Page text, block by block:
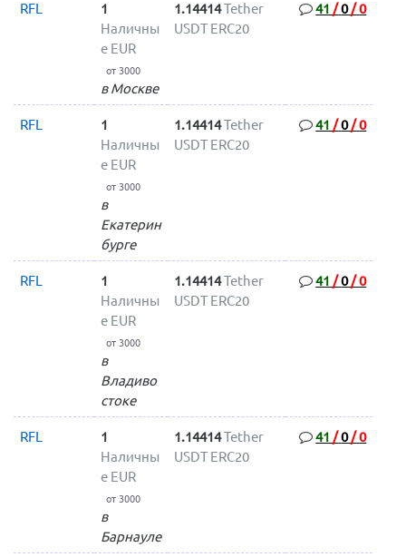
RFL
1
Наличны
е EUR
от 3000
в Москве
1.14414Tether
USDT ERC20
41 /0/0
RFL
1
Наличны
е EUR
от 3000
в
Екатерин
бурге
1.14414Tether
USDT ERC20
41 /0/0
RFL
1
Наличны
е EUR
от 3000
в
Владиво
стоке
1.14414Tether
USDT ERC20
41 /0/0
RFL
1
Наличны
е EUR
от 3000
в
Барнауле
1.14414Tether
USDT ERC20
41 /0/0